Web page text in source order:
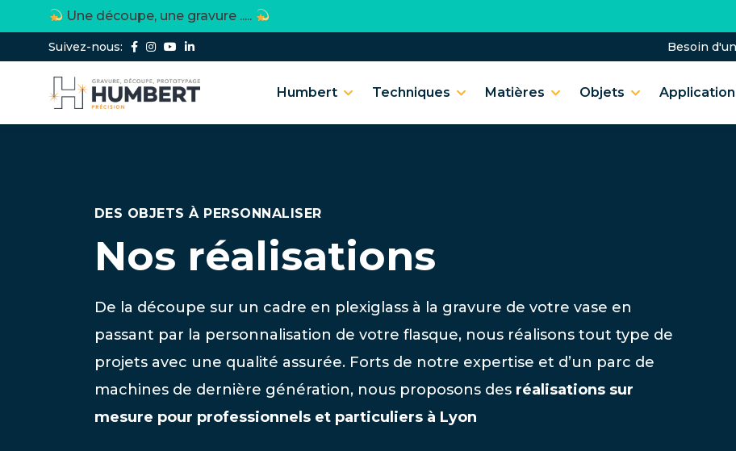
Une découpe, une gravure .....
Suivez-nous: Besoin
Humbert Techniques Matières Objets
DES OBJETS À PERSONNALISER
Nos réalisations
De la découpe sur un cadre en plexiglass à la gravure de votre vase en
passant par la personnalisation de votre flasque, nous réalisons tout type de
projets avec une qualité assurée. Forts de notre expertise et d’un parc de
machines de dernière génération, nous proposons des réalisations sur
mesure pour professionnels et particuliers à Lyon